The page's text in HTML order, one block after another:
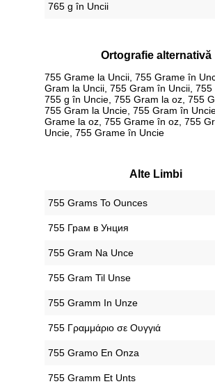
765 g în Uncii
Ortografie alternativă
755 Grame la Uncii, 755 Grame în
Gram la Uncii, 755 Gram în Uncii, 755
755 g în Uncie, 755 Gram la oz, 755
755 Gram la Uncie, 755 Gram în
Grame la oz, 755 Grame în oz, 755
Uncie, 755 Grame în Uncie
Alte Limbi
‎755 Grams To Ounces
‎755 Грам в Унция
‎755 Gram Na Unce
‎755 Gram Til Unse
‎755 Gramm In Unze
‎755 Γραμμάριο σε Ουγγιά
‎755 Gramo En Onza
‎755 Gramm Et Unts